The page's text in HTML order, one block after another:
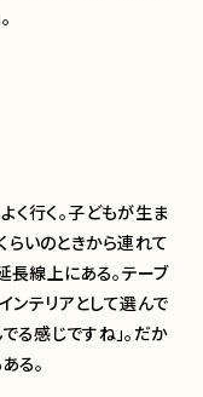
く行く。子どもが生ま
らいのときから連れて
長線上にある。テーブ
ンテリアとして選んで
る感じですね」。だか
る。